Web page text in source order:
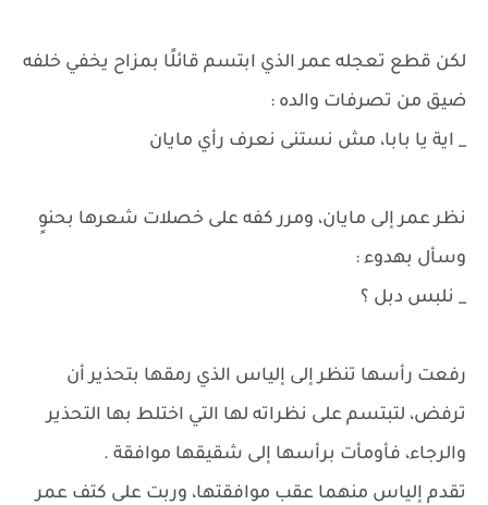
لكن قطع تعجله عمر الذي ابتسم قائلًا بمزاح يخفي خلفه
ضيق من تصرفات والده :
_ اية يا بابا، مش نستنى نعرف رأي مايان
نظر عمر إلى مايان، ومرر كفه على خصلات شعرها بحنوٍ
وسأل بهدوء :
_ نلبس دبل ؟
رفعت رأسها تنظر إلى إلياس الذي رمقها بتحذير أن
ترفض، لتبتسم على نظراته لها التي اختلط بها التحذير
والرجاء، فأومأت برأسها إلى شقيقها موافقة .
تقدم إلياس منهما عقب موافقتها، وربت على كتف عمر